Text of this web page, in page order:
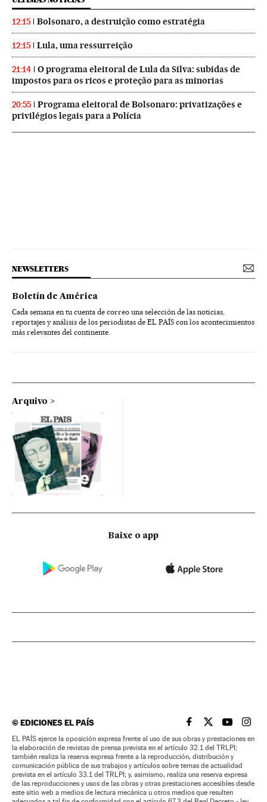
12:15 Bolsonaro, a destruição como estratégia
12:15 Lula, uma ressurreição
21:14
O programa eleitoral de Lula da Silva: subidas de
impostos para os ricos e proteção para as minorias
20:55
Programa eleitoral de Bolsonaro: privatizações e
privilégios legais para a Polícia
NEWSLETTERS
Boletín de América
Cada semana en tu cuenta de correo una selección de las noticias,
reportajes y análisis de los periodistas de EL PAÍS con los acontecimientos
más relevantes del continente.
Arquivo
Baixe o app
©EDICIONES EL PAÍS EL PAÍS BRASIL EN
EL PAÍSEL PAÍS
EL
EL PAÍS ejerce la oposición expresa frente al uso de sus obras y prestaciones en
la elaboración de revistas de prensa prevista en el artículo 32.1 del TRLPI;
también realiza la reserva expresa frente a la reproducción, distribución y
comunicación pública de sus trabajos y artículos sobre temas de actualidad
prevista en el artículo 33.1 del TRLPI; y, asimismo, realiza una reserva expresa
de las reproducciones y usos de las obras y otras prestaciones accesibles desde
este sitio web a medios de lectura mecánica u otros medios que resulten